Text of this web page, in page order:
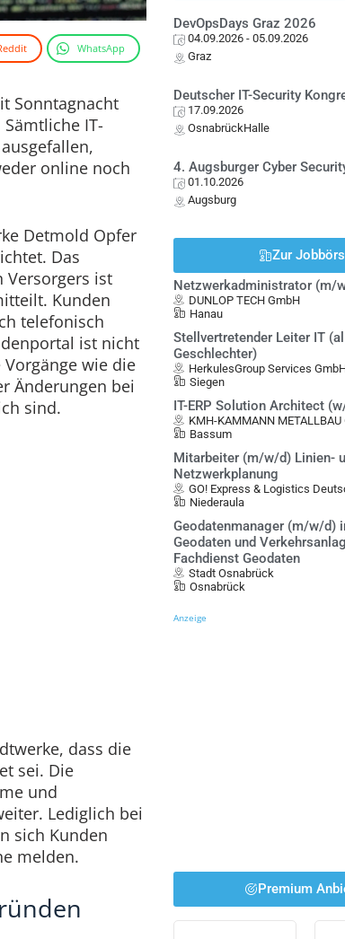
WhatsApp
Sonntagnacht
Sämtliche IT-
online noch
Detmold Opfer
Das
Versorgers ist
Kunden
telefonisch
ist nicht
wie die
Änderungen bei
sind.
dass die
sei. Die
und
Lediglich bei
sich Kunden
melden.
DevOpsDays Graz 2026
04.09.2026 - 05.09.2026
Graz
Deutscher IT-Security
17.09.2026
OsnabrückHalle
4. Augsburger Cyber
01.10.2026
Augsburg
Zur
Netzwerkadministrator (m/
DUNLOP TECH GmbH
Hanau
Stellvertretender Leiter IT
Geschlechter)
HerkulesGroup Services
Siegen
IT-ERP Solution Architect
KMH-KAMMANN METALLBAU
Bassum
Mitarbeiter (m/w/d) Linien-
Netzwerkplanung
GO! Express & Logistics
Niederaula
Geodatenmanager (m/w/d)
Geodaten und
Fachdienst Geodaten
Stadt Osnabrück
Osnabrück
Anzeige
Premium